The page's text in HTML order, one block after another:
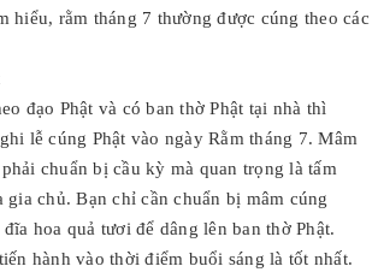
hiểu, rằm tháng 7 thường được cúng theo các
đạo Phật và có ban thờ Phật tại nhà thì
lễ cúng Phật vào ngày Rằm tháng 7. Mâm
chuẩn bị cầu kỳ mà quan trọng là tấm
chủ. Bạn chỉ cần chuẩn bị mâm cúng
hoa quả tươi để dâng lên ban thờ Phật.
hành vào thời điểm buổi sáng là tốt nhất.